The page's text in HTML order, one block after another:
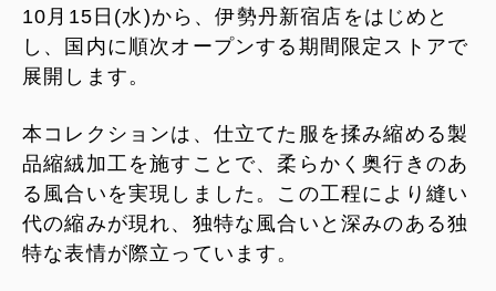
10月15日(水)から、伊勢丹新宿店をはじめと
し、国内に順次オープンする期間限定ストアで
展開します。
本コレクションは、仕立てた服を揉み縮める製
品縮絨加工を施すことで、柔らかく奥行きのあ
る風合いを実現しました。この工程により縫い
代の縮みが現れ、独特な風合いと深みのある独
特な表情が際立っています。